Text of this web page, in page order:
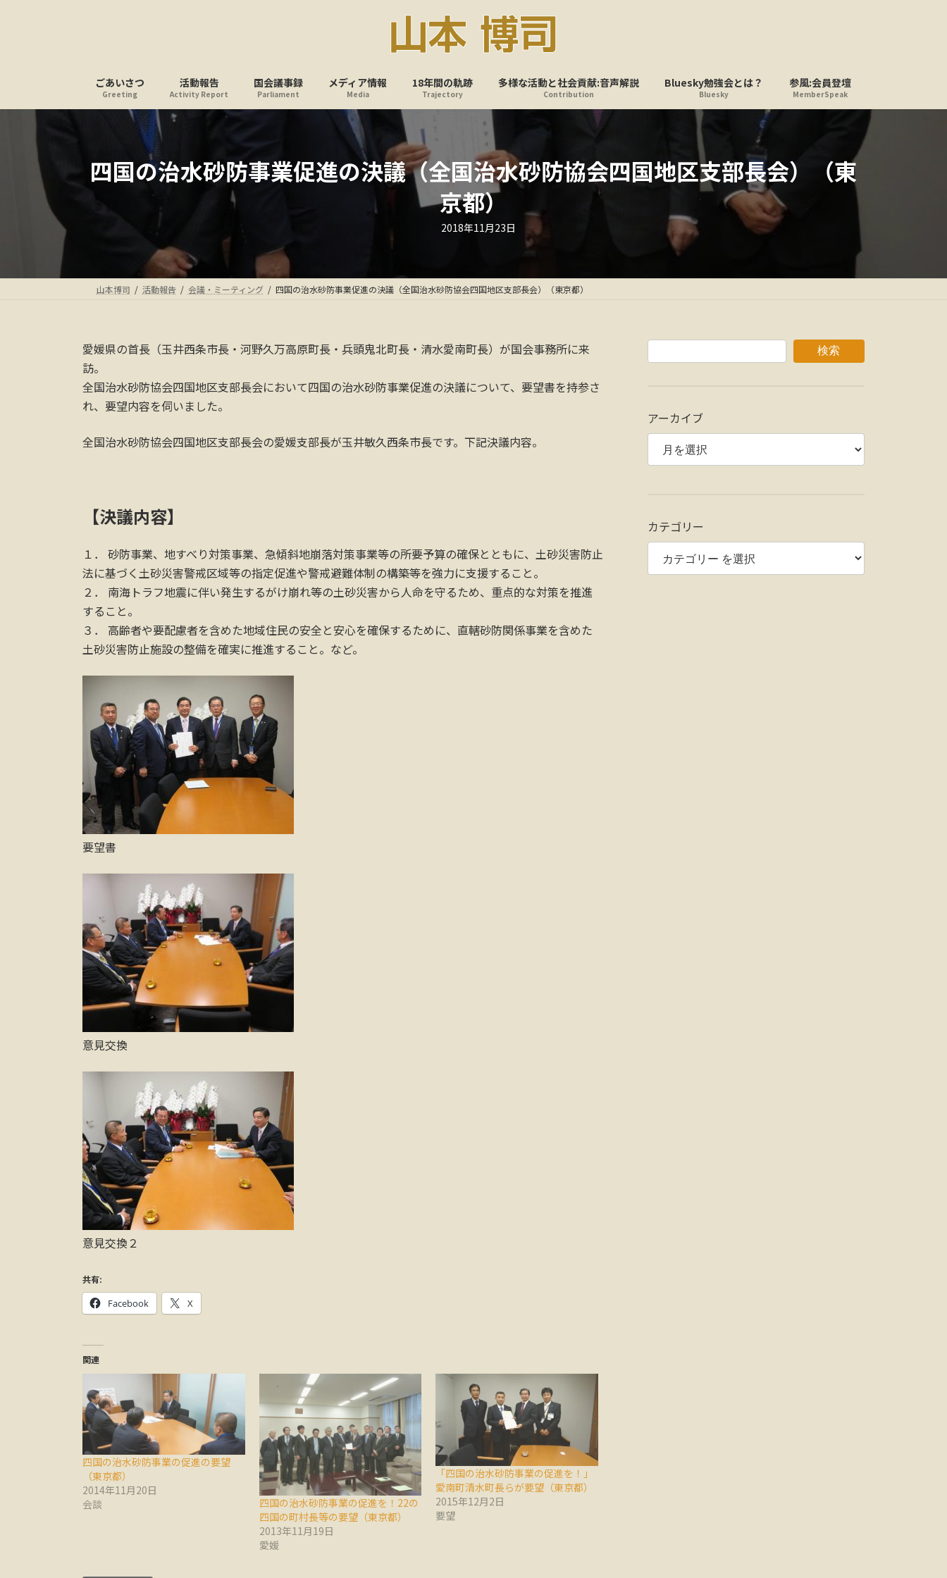
ス
ン
ごあいさつ
Greeting
活動報告
Activity Report
国会議事録
Parliament
メディア情報
Media
18年間の軌跡
Trajectory
多様な活動と社会貢献:音声解説
Contribution
Bluesky勉強会とは？
Bluesky
参風:会員登壇
MemberSpeak
四国の治水砂防事業促進の決議（全国治水砂防協会四国地区支部長会）（東
京都）
最
終
時
:
2018年11月23日
山本博司 活動報告 会議・ミーティング 四国の治水砂防事業促進の決議（全国治水砂防協会四国地区支部長会）（東京都）
愛媛県の首長（玉井西条市長・河野久万高原町長・兵頭鬼北町長・清水愛南町長）が国会事務所に来
訪。
全国治水砂防協会四国地区支部長会において四国の治水砂防事業促進の決議について、要望書を持参さ
れ、要望内容を伺いました。
全国治水砂防協会四国地区支部長会の愛媛支部長が玉井敏久西条市長です。下記決議内容。
【決議内容】
１． 砂防事業、地すべり対策事業、急傾斜地崩落対策事業等の所要予算の確保とともに、土砂災害防止
法に基づく土砂災害警戒区域等の指定促進や警戒避難体制の構築等を強力に支援すること。
２． 南海トラフ地震に伴い発生するがけ崩れ等の土砂災害から人命を守るため、重点的な対策を推進
すること。
３． 高齢者や要配慮者を含めた地域住民の安全と安心を確保するために、直轄砂防関係事業を含めた
土砂災害防止施設の整備を確実に推進すること。など。
要望書
意見交換
意見交換２
共有:
Facebook X
関連
四国の治水砂防事業の促進の要望
（東京都）
2014年11月20日
会談
四国の治水砂防事業の促進を！22の
四国の町村長等の要望（東京都）
2013年11月19日
愛媛
「四国の治水砂防事業の促進を！」
愛南町清水町長らが要望（東京都）
2015年12月2日
要望
検索
アーカイブ
カテゴリー